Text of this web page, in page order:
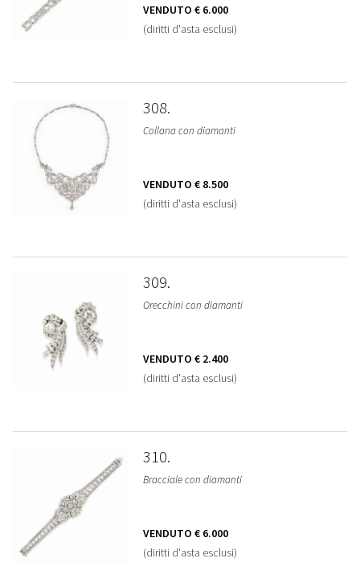
VENDUTO € 6.000
(diritti d'asta esclusi)
308
Collana con diamanti
VENDUTO € 8.500
(diritti d'asta esclusi)
309
Orecchini con diamanti
VENDUTO € 2.400
(diritti d'asta esclusi)
310
Bracciale con diamanti
VENDUTO € 6.000
(diritti d'asta esclusi)